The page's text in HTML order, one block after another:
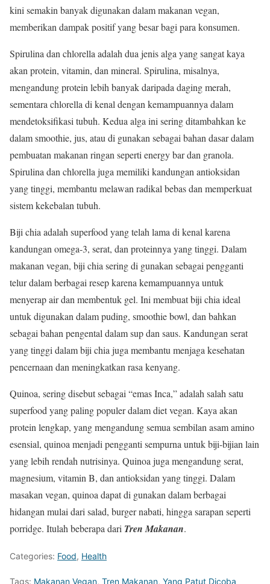
kini semakin banyak digunakan dalam makanan vegan,
memberikan dampak positif yang besar bagi para konsumen.
Spirulina dan chlorella adalah dua jenis alga yang sangat kaya
akan protein, vitamin, dan mineral. Spirulina, misalnya,
mengandung protein lebih banyak daripada daging merah,
sementara chlorella di kenal dengan kemampuannya dalam
mendetoksifikasi tubuh. Kedua alga ini sering ditambahkan ke
dalam smoothie, jus, atau di gunakan sebagai bahan dasar dalam
pembuatan makanan ringan seperti energy bar dan granola.
Spirulina dan chlorella juga memiliki kandungan antioksidan
yang tinggi, membantu melawan radikal bebas dan memperkuat
sistem kekebalan tubuh.
Biji chia adalah superfood yang telah lama di kenal karena
kandungan omega-3, serat, dan proteinnya yang tinggi. Dalam
makanan vegan, biji chia sering di gunakan sebagai pengganti
telur dalam berbagai resep karena kemampuannya untuk
menyerap air dan membentuk gel. Ini membuat biji chia ideal
untuk digunakan dalam puding, smoothie bowl, dan bahkan
sebagai bahan pengental dalam sup dan saus. Kandungan serat
yang tinggi dalam biji chia juga membantu menjaga kesehatan
pencernaan dan meningkatkan rasa kenyang.
Quinoa, sering disebut sebagai “emas Inca,” adalah salah satu
superfood yang paling populer dalam diet vegan. Kaya akan
protein lengkap, yang mengandung semua sembilan asam amino
esensial, quinoa menjadi pengganti sempurna untuk biji-bijian lain
yang lebih rendah nutrisinya. Quinoa juga mengandung serat,
magnesium, vitamin B, dan antioksidan yang tinggi. Dalam
masakan vegan, quinoa dapat di gunakan dalam berbagai
hidangan mulai dari salad, burger nabati, hingga sarapan seperti
porridge. Itulah beberapa dari Tren Makanan.
Categories: Food, Health
Tags: Makanan Vegan, Tren Makanan, Yang Patut Dicoba